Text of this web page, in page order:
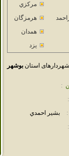
مركزي
هرمزگان
همدان
يزد
شهردارهای استانبوشهر
:
:
:
بشير احمدي
: